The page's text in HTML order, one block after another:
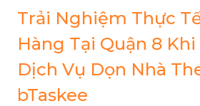
Trải Nghiệm Thực
Hàng Tại Quận 8
Dịch Vụ Dọn Nhà
bTaskee